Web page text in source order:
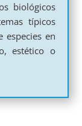
biológicos
típicos
especies en
estético o